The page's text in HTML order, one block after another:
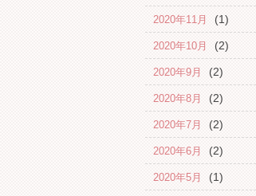
2020年11月 (1)
2020年10月 (2)
2020年9月 (2)
2020年8月 (2)
2020年7月 (2)
2020年6月 (2)
2020年5月 (1)